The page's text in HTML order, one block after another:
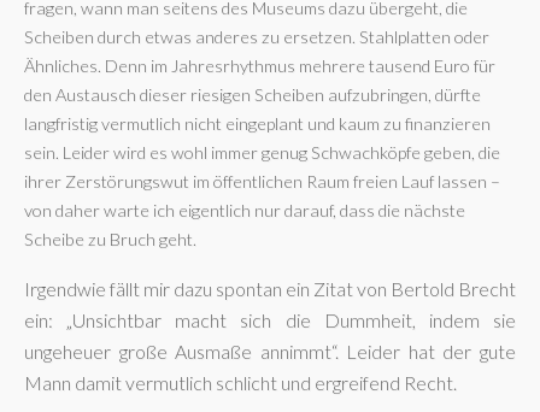
fragen, wann man seitens des Museums dazu übergeht, die
Scheiben durch etwas anderes zu ersetzen. Stahlplatten oder
Ähnliches. Denn im Jahresrhythmus mehrere tausend Euro für
den Austausch dieser riesigen Scheiben aufzubringen, dürfte
langfristig vermutlich nicht eingeplant und kaum zu finanzieren
sein. Leider wird es wohl immer genug Schwachköpfe geben, die
ihrer Zerstörungswut im öffentlichen Raum freien Lauf lassen –
von daher warte ich eigentlich nur darauf, dass die nächste
Scheibe zu Bruch geht.
Irgendwie fällt mir dazu spontan ein Zitat von Bertold Brecht
ein: „Unsichtbar macht sich die Dummheit, indem sie
ungeheuer große Ausmaße annimmt“. Leider hat der gute
Mann damit vermutlich schlicht und ergreifend Recht.